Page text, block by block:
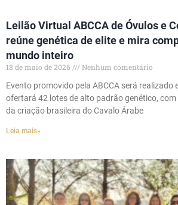
Leilão Virtual ABCCA de Óvulos e
reúne genética de elite e mira
mundo inteiro
18 de maio de 2026
Nenhum comentário
Evento promovido pela ABCCA será realizado
ofertará 42 lotes de alto padrão genético,
da criação brasileira do Cavalo Árabe
Leia mais»